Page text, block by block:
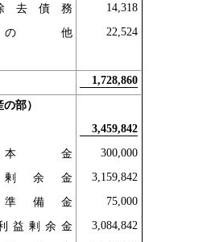
去債務 14,318
他 22,524
1,728,860
の部）
3,459,842
金 300,000
余金 3,159,842
備金 75,000
益剰余金 3,084,842